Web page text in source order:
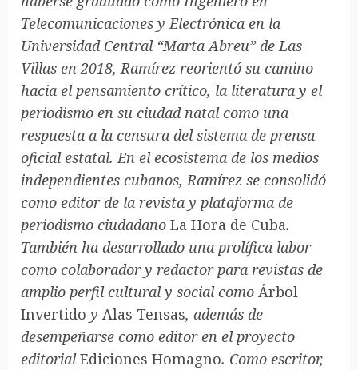
Telecomunicaciones y Electrónica en la
Universidad Central “Marta Abreu” de Las
Villas en 2018, Ramírez reorientó su camino
hacia el pensamiento crítico, la literatura y el
periodismo en su ciudad natal como una
respuesta a la censura del sistema de prensa
oficial estatal. En el ecosistema de los medios
independientes cubanos, Ramírez se consolidó
como editor de la revista y plataforma de
periodismo ciudadano La Hora de Cuba.
También ha desarrollado una prolífica labor
como colaborador y redactor para revistas de
amplio perfil cultural y social como Árbol
Invertido y Alas Tensas, además de
desempeñarse como editor en el proyecto
editorialEdiciones Homagno. Como escritor,